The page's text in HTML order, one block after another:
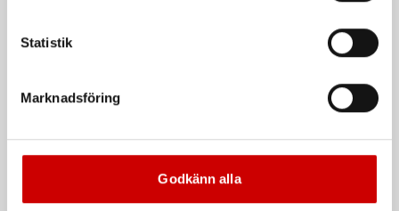
Statistik
Marknadsföring
Godkänn alla
Säkringshållare Maxi-
Passande till flatsäkring Maxi
Säkringshållare med lock